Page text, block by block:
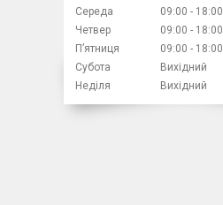
Середа
09:00
18:00
Четвер
09:00
18:00
Пʼятниця
09:00
18:00
Субота
Вихідний
Неділя
Вихідний